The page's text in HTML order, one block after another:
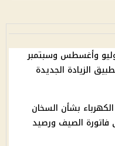
وأغسطس وسبتمبر
بشأن السخان
فاتورة الصيف ورصيد